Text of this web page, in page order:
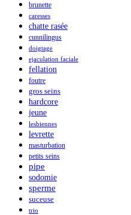
brunette
caresses
chatte rasée
cunnilingus
doigtage
ejaculation faciale
fellation
foutre
gros seins
hardcore
jeune
lesbiennes
levrette
masturbation
petits seins
pipe
sodomie
sperme
suceuse
trio